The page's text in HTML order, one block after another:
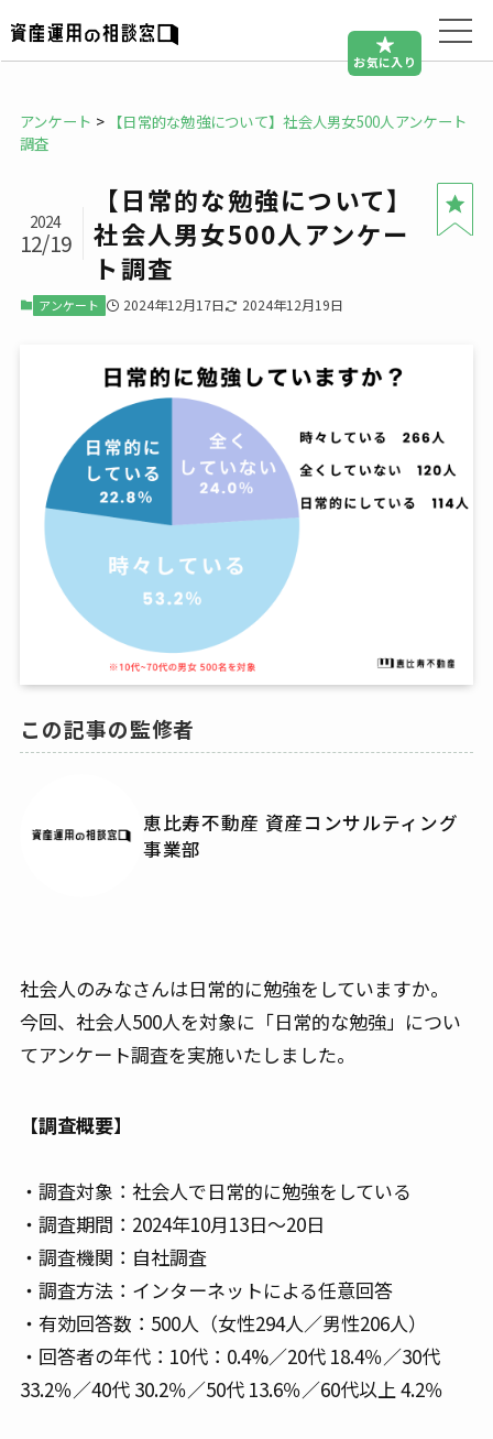
お気に入り
アンケート > 【日常的な勉強について】社会人男女500人アンケート
調査
【日常的な勉強について】
社会人男女500人アンケー
ト調査
2024
12/19
アンケート 2024年12月17日 2024年12月19日
この記事の監修者
恵比寿不動産 資産コンサルティング
事業部
社会人のみなさんは日常的に勉強をしていますか。
今回、社会人500人を対象に「日常的な勉強」につい
てアンケート調査を実施いたしました。
【調査概要】
・調査対象：社会人で日常的に勉強をしている
・調査期間：2024年10月13日～20日
・調査機関：自社調査
・調査方法：インターネットによる任意回答
・有効回答数：500人（女性294人／男性206人）
・回答者の年代：10代：0.4%／20代 18.4％／30代
33.2％／40代 30.2％／50代 13.6％／60代以上 4.2％